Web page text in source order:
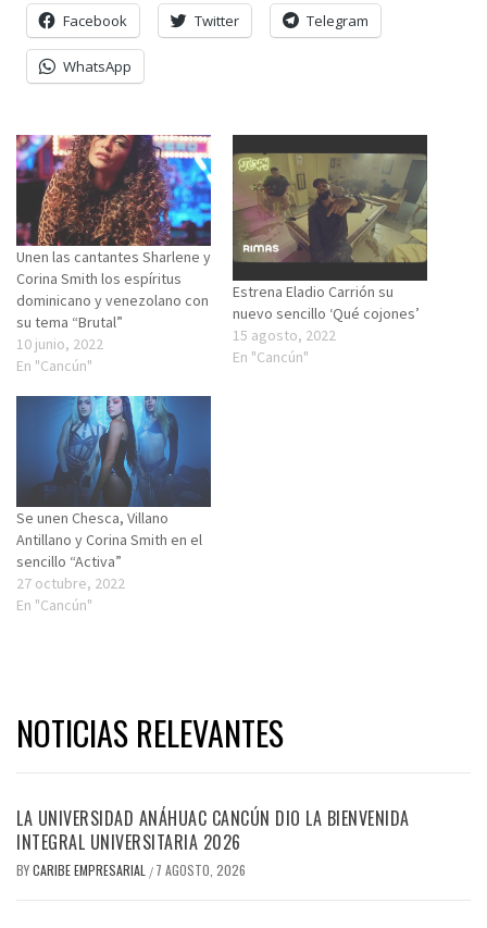
Facebook Twitter Telegram
WhatsApp
Unen las cantantes Sharlene y
Corina Smith los espíritus
dominicano y venezolano con
su tema “Brutal”
10 junio, 2022
En "Cancún"
Estrena Eladio Carrión su
nuevo sencillo ‘Qué cojones’
15 agosto, 2022
En "Cancún"
Se unen Chesca, Villano
Antillano y Corina Smith en el
sencillo “Activa”
27 octubre, 2022
En "Cancún"
NOTICIAS RELEVANTES
LA UNIVERSIDAD ANÁHUAC CANCÚN DIO LA BIENVENIDA
INTEGRAL UNIVERSITARIA 2026
BYCARIBE EMPRESARIAL / 7 AGOSTO, 2026